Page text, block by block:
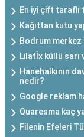
En iyi çift taraflı
Kağıttan kutu
Bodrum
Lilafİx küllü sarı
Hanehalkının
nedir?
Google reklam
Quaresma kaç
Filenin Efeleri